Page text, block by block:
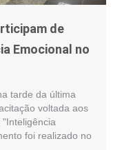
de
Emocional no
tarde da última
voltada aos
foi realizado no